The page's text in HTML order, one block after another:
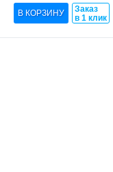
Заказ
в 1 клик